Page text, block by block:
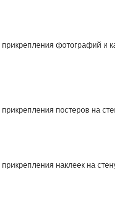
фотографий и
постеров на
наклеек на